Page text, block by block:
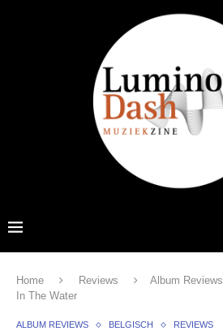
Home Reviews Album Reviews
In The Water
ALBUM REVIEWS BELGISCH REVIEWS